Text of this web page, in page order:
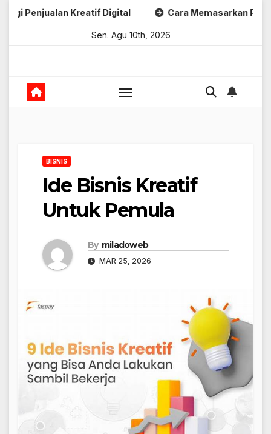
Skip Kreatif Digital Cara Memasarkan Produk Digital
Sen. Agu 10th, 2026
BISNIS
Ide Bisnis Kreatif
Untuk Pemula
By miladoweb
MAR 25, 2026